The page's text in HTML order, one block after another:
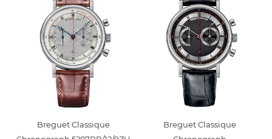
Breguet Classique
Breguet Classique